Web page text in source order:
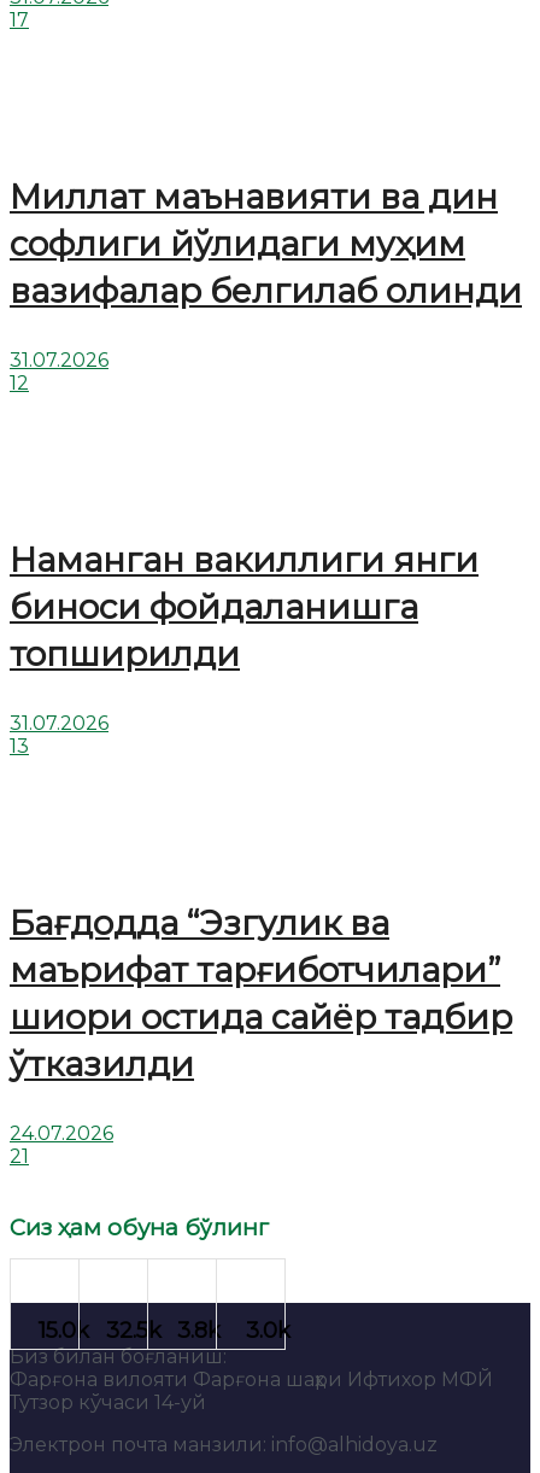
17
Миллат маънавияти ва дин
софлиги йўлидаги муҳим
вазифалар белгилаб олинди
31.07.2026
12
Наманган вакиллиги янги
биноси фойдаланишга
топширилди
31.07.2026
13
Бағдодда “Эзгулик ва
маърифат тарғиботчилари”
шиори остида сайёр тадбир
ўтказилди
24.07.2026
21
Сиз ҳам обуна бўлинг
Биз билан боғланиш:
Фарғона вилояти Фарғона шаҳри Ифтихор МФЙ
Тутзор кўчаси 14-уй
Электрон почта манзили: info@alhidoya.uz